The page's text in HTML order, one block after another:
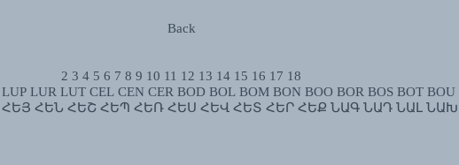
Back
2 3 4 5 6 7 8 9 10 11 12 13 14 15 16 17 18
LUP LUR LUT CEL CEN CER BOD BOL BOM BON BOO BOR BOS BOT BOU
ՀԵՅ ՀԵՆ ՀԵՇ ՀԵՊ ՀԵՌ ՀԵՍ ՀԵՎ ՀԵՏ ՀԵՐ ՀԵՔ ՆԱԳ ՆԱԴ ՆԱԼ ՆԱԽ